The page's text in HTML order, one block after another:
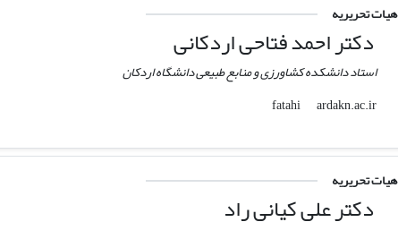
هیات تحریریه
دکتر احمد فتاحی اردکانی
استاد دانشکده کشاورزی و منابع طبیعی دانشگاه اردکان
fatahi
ardakn.ac.ir
هیات تحریریه
دکتر علی کیانی راد